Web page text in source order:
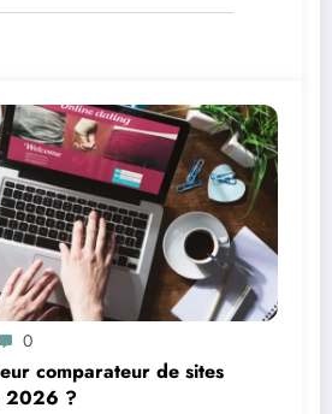
0
comparateur de sites
2026 ?